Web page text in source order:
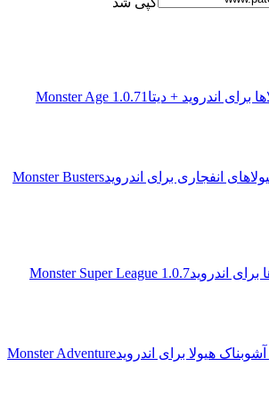
+ دیتا1.0.71 Monster Age
Monster Busters
Monster Super League 1.0.7
هیولا برای اندروید Monster Adventure